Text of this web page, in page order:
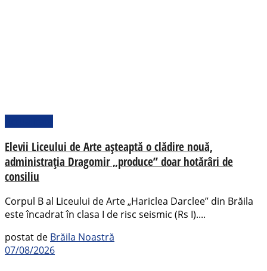
Elevii Liceului de Arte așteaptă o clădire nouă,
administrația Dragomir „produce” doar hotărâri de
consiliu
Corpul B al Liceului de Arte „Hariclea Darclee” din Brăila
este încadrat în clasa I de risc seismic (Rs I)....
postat de Brăila Noastră
07/08/2026